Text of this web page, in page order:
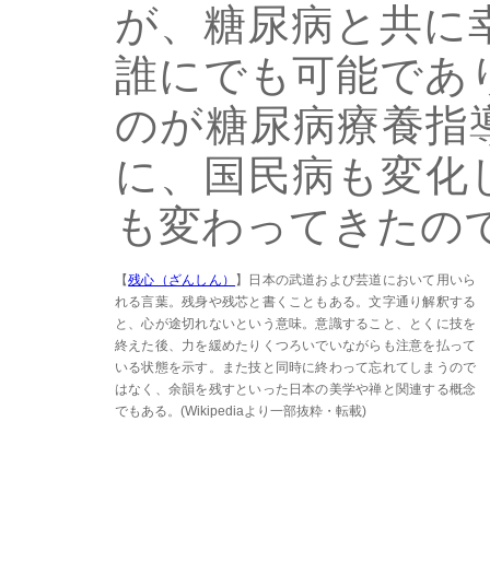
が、糖尿病と共に
誰にでも可能であ
のが糖尿病療養指
に、国民病も変化
も変わってきたの
【残心（ざんしん）
】日本の武道および芸道において用いら
れる言葉。残身や残芯と書くこともある。文字通り解釈する
と、心が途切れないという意味。意識すること、とくに技を
終えた後、力を緩めたりくつろいでいながらも注意を払って
いる状態を示す。また技と同時に終わって忘れてしまうので
はなく、余韻を残すといった日本の美学や禅と関連する概念
でもある。(Wikipediaより一部抜粋・転載)